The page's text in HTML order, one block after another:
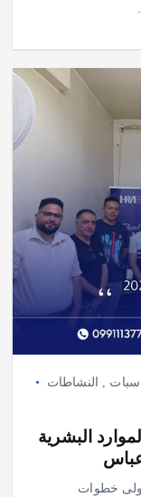
,
النشاطات
البشرية
خطوات